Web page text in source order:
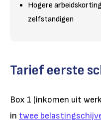
Hogere
zelfstandigen
Tarief eerste
Box 1 (inkomen uit
in twee